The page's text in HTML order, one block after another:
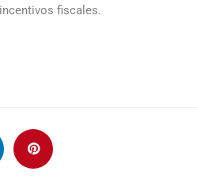
fiscales.